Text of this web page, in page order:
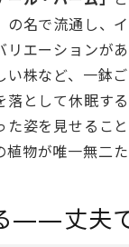
の名で流通し、
リエーションが
い株など、一鉢
として休眠す
た姿を見せるこ
物が唯一無二た
——丈夫